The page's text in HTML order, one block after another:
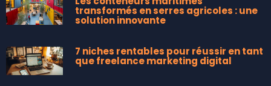
transformés en serres agricoles : une
solution innovante
7 niches rentables pour réussir en tant
que freelance marketing digital